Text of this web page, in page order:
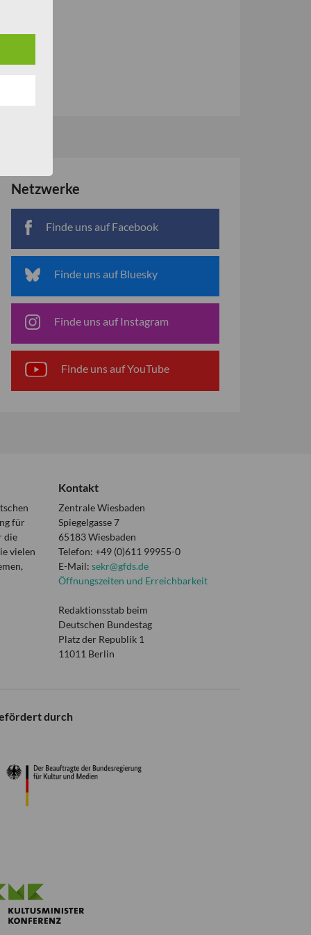
Netzwerke
Finde uns auf Facebook
Finde uns auf Bluesky
Finde uns auf Instagram
Finde uns auf YouTube
für
die
vielen
Kontakt
Zentrale Wiesbaden
Spiegelgasse 7
65183 Wiesbaden
Telefon: +49 (0)611 99955-0
E-Mail: sekr@gfds.de
Öffnungszeiten und Erreichbarkeit
Redaktionsstab beim
Deutschen Bundestag
Platz der Republik 1
11011 Berlin
durch